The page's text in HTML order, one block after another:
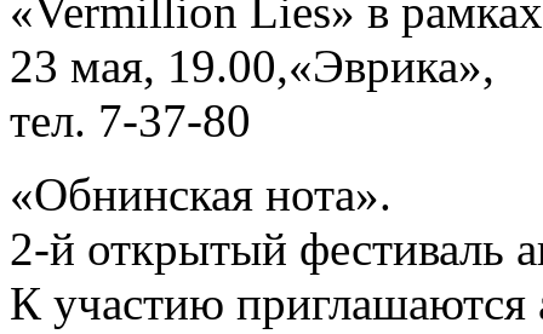
«Vermillion Lies» в
23 мая, 19.00,«Эврика»,
тел. 7-37-80
«Обнинская нота».
2-й открытый фестиваль
К участию приглашаются